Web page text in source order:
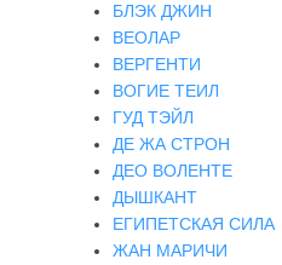
БЛЭК ДЖИН
ВЕОЛАР
ВЕРГЕНТИ
ВОГИЕ ТЕИЛ
ГУД ТЭЙЛ
ДЕ ЖА СТРОН
ДЕО ВОЛЕНТЕ
ДЫШКАНТ
ЕГИПЕТСКАЯ СИЛА
ЖАН МАРИЧИ